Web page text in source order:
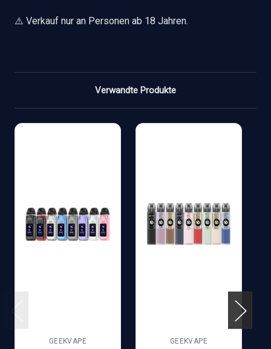
⚠️ Verkauf nur an Personen ab 18 Jahren.
Verwandte Produkte
GEEKVAPE GEEKVAPE